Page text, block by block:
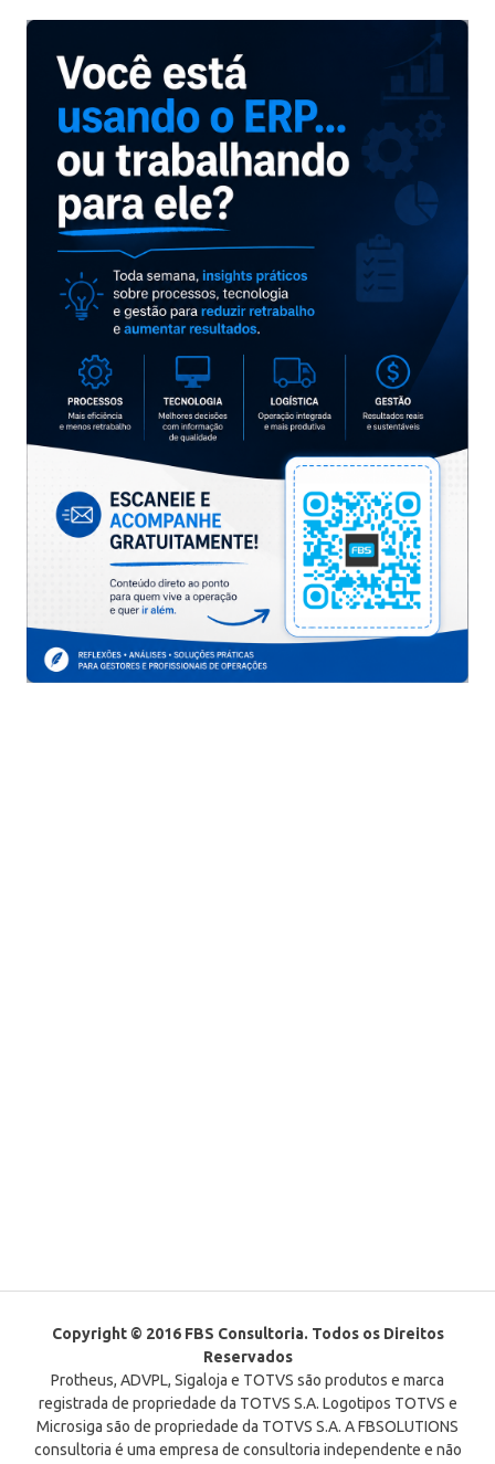
Copyright © 2016 FBS Consultoria. Todos os Direitos
Reservados
Protheus, ADVPL, Sigaloja e TOTVS são produtos e marca
registrada de propriedade da TOTVS S.A. Logotipos TOTVS e
Microsiga são de propriedade da TOTVS S.A. A FBSOLUTIONS
consultoria é uma empresa de consultoria independente e não